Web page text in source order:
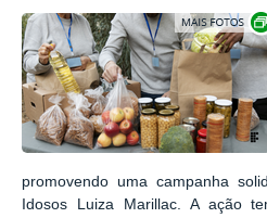
promovendo uma campanha
Idosos Luiza Marillac. A ação